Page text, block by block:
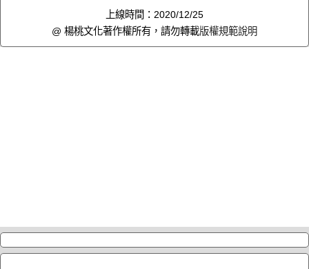
上線時間：2020/12/25
@ 楊桃文化著作權所有，請勿轉載版權規範說明